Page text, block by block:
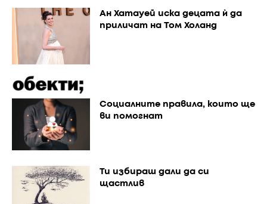
Ан Хатауей иска децата ѝ да
приличат на Том Холанд
Социалните правила, които ще
ви помогнат
Ти избираш дали да си
щастлив